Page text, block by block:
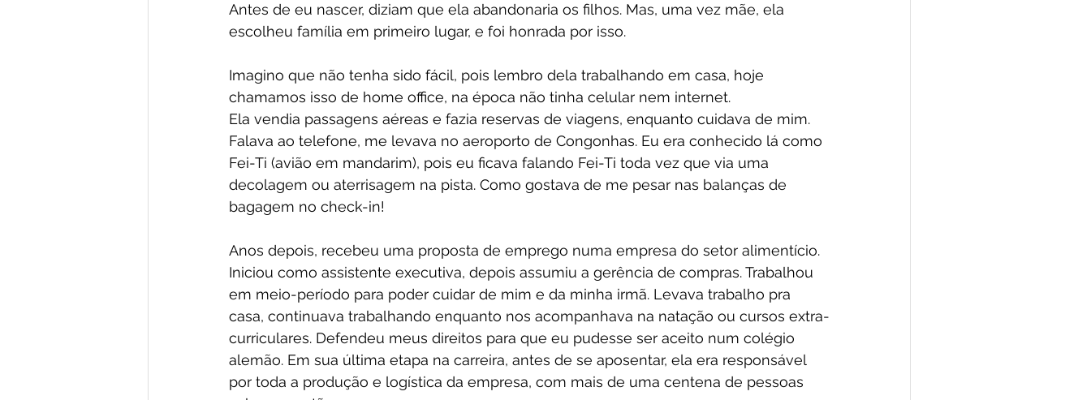
Antes de eu nascer, diziam que ela abandonaria os filhos. Mas, uma vez mãe, ela
escolheu família em primeiro lugar, e foi honrada por isso.
Imagino que não tenha sido fácil, pois lembro dela trabalhando em casa, hoje
chamamos isso de home office, na época não tinha celular nem internet.
Ela vendia passagens aéreas e fazia reservas de viagens, enquanto cuidava de mim.
Falava ao telefone, me levava no aeroporto de Congonhas. Eu era conhecido lá como
Fei-Ti (avião em mandarim), pois eu ficava falando Fei-Ti toda vez que via uma
decolagem ou aterrisagem na pista. Como gostava de me pesar nas balanças de
bagagem no check-in!
Anos depois, recebeu uma proposta de emprego numa empresa do setor alimentício.
Iniciou como assistente executiva, depois assumiu a gerência de compras. Trabalhou
em meio-período para poder cuidar de mim e da minha irmã. Levava trabalho pra
casa, continuava trabalhando enquanto nos acompanhava na natação ou cursos extra-
curriculares. Defendeu meus direitos para que eu pudesse ser aceito num colégio
alemão. Em sua última etapa na carreira, antes de se aposentar, ela era responsável
por toda a produção e logística da empresa, com mais de uma centena de pessoas